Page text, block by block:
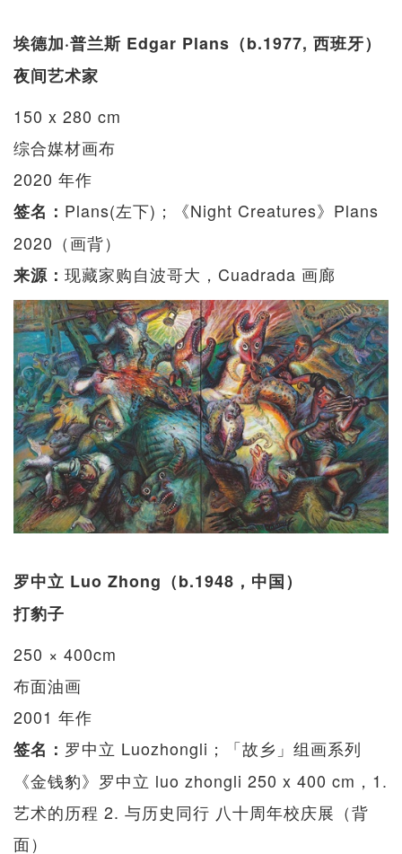
埃德加·普兰斯 Edgar Plans（b.1977, 西班牙）
夜间艺术家
150 x 280 cm
综合媒材画布
2020 年作
签名： Plans(左下)；《Night Creatures》Plans
2020（画背）
来源： 现藏家购自波哥大，Cuadrada 画廊
罗中立 Luo Zhong（b.1948，中国）
打豹子
250 × 400cm
布面油画
2001 年作
签名： 罗中立 Luozhongli；「故乡」组画系列
《金钱豹》罗中立 luo zhongli 250 x 400 cm，1.
艺术的历程 2. 与历史同行 八十周年校庆展（背
面）